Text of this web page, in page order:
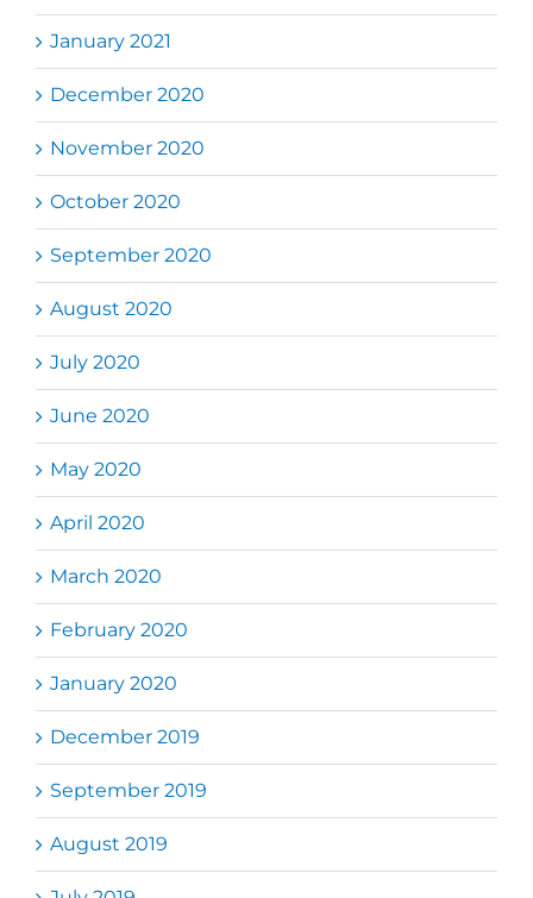
January 2021
December 2020
November 2020
October 2020
September 2020
August 2020
July 2020
June 2020
May 2020
April 2020
March 2020
February 2020
January 2020
December 2019
September 2019
August 2019